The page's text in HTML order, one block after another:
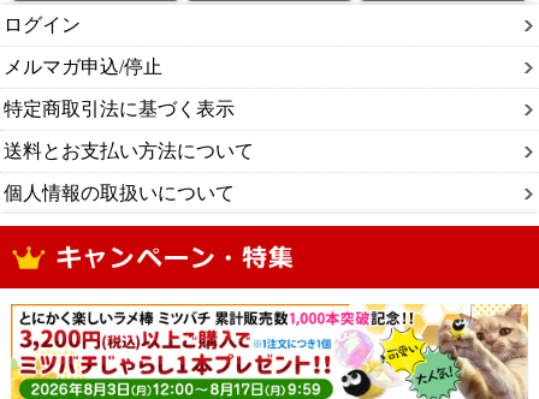
ログイン
メルマガ申込/停止
特定商取引法に基づく表示
送料とお支払い方法について
個人情報の取扱いについて